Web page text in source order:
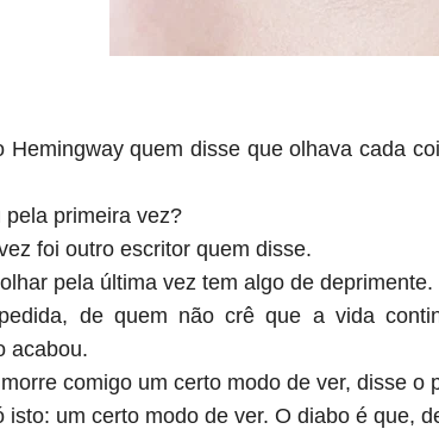
Hemingway quem disse que olhava cada
pela primeira vez?
foi outro escritor quem disse.
pela última vez tem algo de deprimente.
de quem não crê que a vida
acabou.
comigo um certo modo de ver, disse o
isto: um certo modo de ver. O diabo é que,